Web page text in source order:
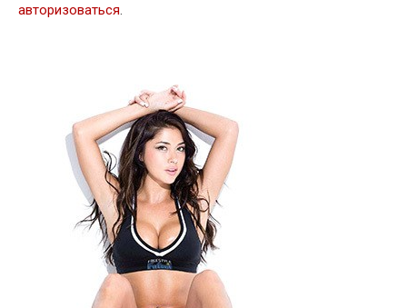
авторизоваться.